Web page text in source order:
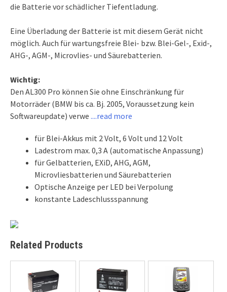
die Batterie vor schädlicher Tiefentladung.
Eine Überladung der Batterie ist mit diesem Gerät nicht
möglich. Auch für wartungsfreie Blei- bzw. Blei-Gel-, Exid-,
AHG-, AGM-, Microvlies- und Säurebatterien.
Wichtig:
Den AL300 Pro können Sie ohne Einschränkung für
Motorräder (BMW bis ca. Bj. 2005, Voraussetzung kein
Softwareupdate) verwe ....read more
für Blei-Akkus mit 2 Volt, 6 Volt und 12 Volt
Ladestrom max. 0,3 A (automatische Anpassung)
für Gelbatterien, EXiD, AHG, AGM,
Microvliesbatterien und Säurebatterien
Optische Anzeige per LED bei Verpolung
konstante Ladeschlussspannung
Related Products